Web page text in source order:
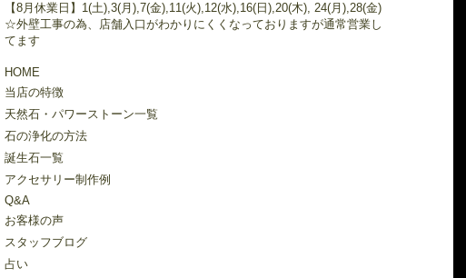
【8月休業日】1(土),3(月),7(金),11(火),12(水),16(日),20(木), 24(月),28(金)
☆外壁工事の為、店舗入口がわかりにくくなっておりますが通常営業し
てます
HOME
当店の特徴
天然石・パワーストーン一覧
石の浄化の方法
誕生石一覧
アクセサリー制作例
Q&A
お客様の声
スタッフブログ
占い